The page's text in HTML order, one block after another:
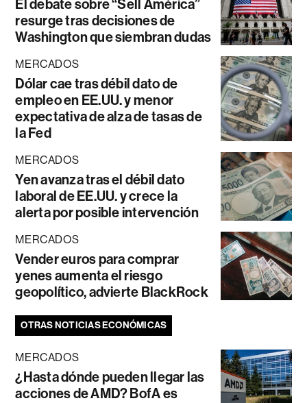
El debate sobre “Sell América”
resurge tras decisiones de
Washington que siembran dudas
MERCADOS
Dólar cae tras débil dato de
empleo en EE.UU. y menor
expectativa de alza de tasas de
la Fed
MERCADOS
Yen avanza tras el débil dato
laboral de EE.UU. y crece la
alerta por posible intervención
MERCADOS
Vender euros para comprar
yenes aumenta el riesgo
geopolítico, advierte BlackRock
OTRAS NOTICIAS ECONÓMICAS
MERCADOS
¿Hasta dónde pueden llegar las
acciones de AMD? BofA es